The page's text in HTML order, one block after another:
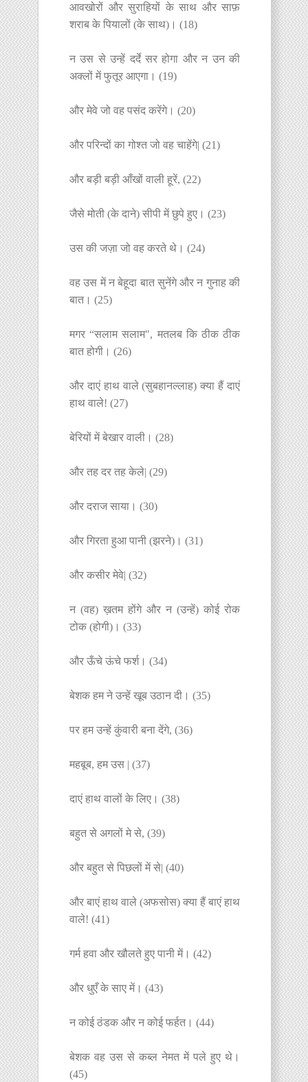
आवखोरों और सुराहियों के साथ और साफ़
शराब के पियालों (के साथ)। (18)
न उस से उन्हें दर्दे सर होगा और न उन की
अक्लों में फुतूर आएगा। (19)
और मेवे जो वह पसंद करेंगे। (20)
और परिन्दों का गोश्त जो वह चाहेंगे| (21)
और बड़ी बड़ी आँखों वाली हूरें, (22)
जैसे मोती (के दाने) सीपी में छुपे हुए। (23)
उस की जज़ा जो वह करते थे। (24)
वह उस में न बेहूदा बात सुनेंगे और न गुनाह की
बात। (25)
मगर “सलाम सलाम", मतलब कि ठीक ठीक
बात होगी। (26)
और दाएं हाथ वाले (सुबहानल्लाह) क्या हैं दाएं
हाथ वाले! (27)
बेरियों में बेखार वाली। (28)
और तह दर तह केले| (29)
और दराज साया। (30)
और गिरता हुआ पानी (झरने)। (31)
और कसीर मेवे| (32)
न (वह) ख़तम होंगे और न (उन्हें) कोई रोक
टोक (होगी)। (33)
और ऊँचे ऊंचे फर्श। (34)
बेशक हम ने उन्हें खूब उठान दी। (35)
पर हम उन्हें कुंवारी बना देंगे, (36)
महबूब, हम उस | (37)
दाएं हाथ वालों के लिए। (38)
बहुत से अगलों मे से, (39)
और बहुत से पिछलों में से| (40)
और बाएं हाथ वाले (अफसोस) क्या हैं बाएं हाथ
वाले! (41)
गर्म हवा और खौलते हुए पानी में। (42)
और धुएँ के साए में। (43)
न कोई ठंडक और न कोई फर्हत। (44)
बेशक वह उस से कब्ल नेमत में पले हुए थे।
(45)